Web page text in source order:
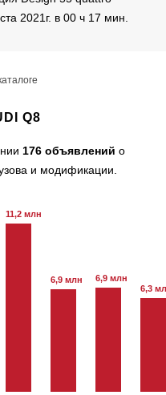
2021г. в 00 ч 17 мин.
Q8
176 объявлений о
и модификации.
11,2 млн
6,9 млн 6,9 млн
6,3